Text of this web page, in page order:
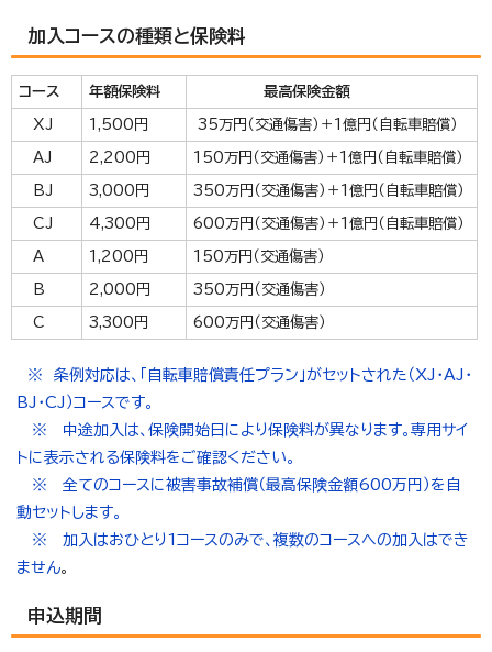
加入コースの種類と保険料
コース 年額保険料 最高保険金額
XJ 1,500円 35万円（交通傷害）＋1億円（自転車賠償）
AJ 2,200円 150万円（交通傷害）＋1億円（自転車賠償）
BJ 3,000円 350万円（交通傷害）＋1億円（自転車賠償）
CJ 4,300円 600万円（交通傷害）＋1億円（自転車賠償）
A 1,200円 150万円（交通傷害）
B 2,000円 350万円（交通傷害）
C 3,300円 600万円（交通傷害）
※ 条例対応は、「自転車賠償責任プラン」がセットされた（XJ・AJ・
BJ・CJ）コースです。
※ 中途加入は、保険開始日により保険料が異なります。専用サイ
トに表示される保険料をご確認ください。
※ 全てのコースに被害事故補償（最高保険金額600万円）を自
動セットします。
※
加入はおひとり1コースのみで、複数のコースへの加入はでき
ません。
申込期間